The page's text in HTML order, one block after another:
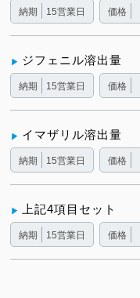
納期 15営業日 価格
ジフェニル溶出量
納期 15営業日 価格
イマザリル溶出量
納期 15営業日 価格
上記4項目セット
納期 15営業日 価格